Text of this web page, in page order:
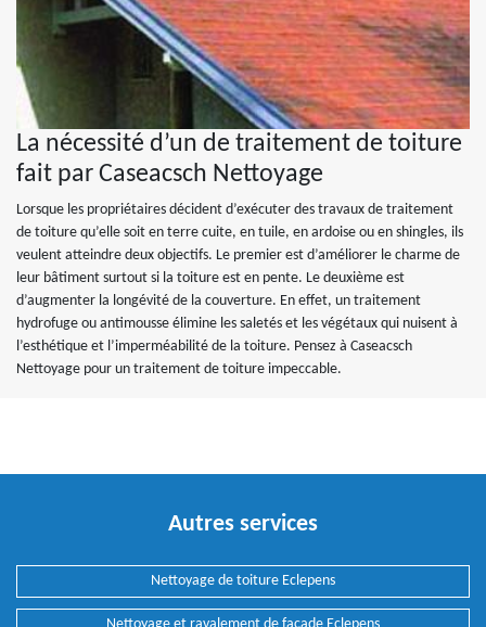
La nécessité d’un de traitement de toiture
fait par Caseacsch Nettoyage
Lorsque les propriétaires décident d’exécuter des travaux de traitement
de toiture qu’elle soit en terre cuite, en tuile, en ardoise ou en shingles, ils
veulent atteindre deux objectifs. Le premier est d’améliorer le charme de
leur bâtiment surtout si la toiture est en pente. Le deuxième est
d’augmenter la longévité de la couverture. En effet, un traitement
hydrofuge ou antimousse élimine les saletés et les végétaux qui nuisent à
l’esthétique et l’imperméabilité de la toiture. Pensez à Caseacsch
Nettoyage pour un traitement de toiture impeccable.
Autres services
Nettoyage de toiture Eclepens